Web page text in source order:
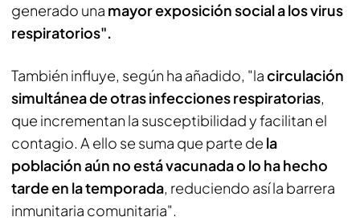
generado una mayor exposición social a los virus
respiratorios".
También influye, según ha añadido, "lacirculación
simultánea de otras infecciones respiratorias,
que incrementan la susceptibilidad y facilitan el
contagio. A ello se suma que parte de la
población aún no está vacunada o lo ha hecho
tarde en la temporada, reduciendo así la barrera
inmunitaria comunitaria".